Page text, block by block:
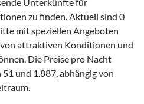
zu finden. Aktuell sind 0
mit speziellen Angeboten
von attraktiven Konditionen und
Die Preise pro Nacht
und 1.887, abhängig von